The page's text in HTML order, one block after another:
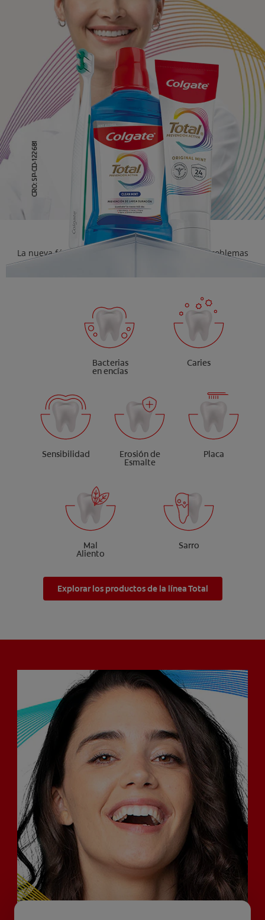
CHEQUEO DE SALUD BUCAL
CORRESPONDENCIA DE PRODUCTOS
PARA PROFESIONALES
DONDE COMPRAR
PY (ES)
SUSCRÍBASE
La nueva fórmula de Colgate Total previene los problemas
Bacterias
en encías
Caries
Sensibilidad Erosión de
Esmalte
Placa
Mal
Aliento
Sarro
Explorar los productos de la línea Total